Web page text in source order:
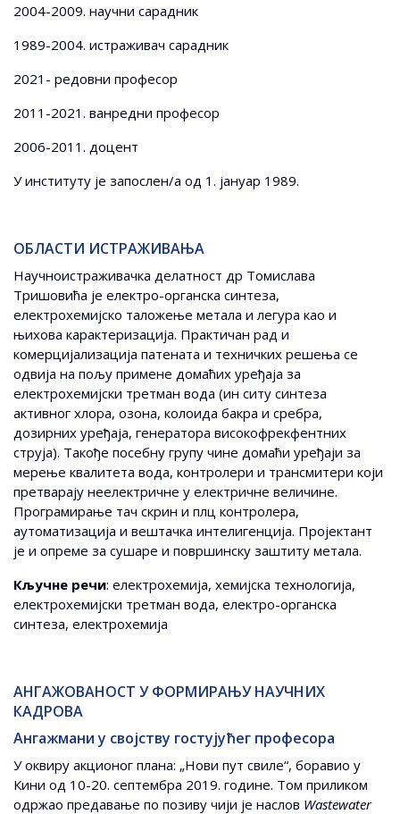
2004-2009. научни сарадник
1989-2004. истраживач сарадник
2021- редовни професор
2011-2021. ванредни професор
2006-2011. доцент
У институту је запослен/а од 1. јануар 1989.
ОБЛАСТИ ИСТРАЖИВАЊА
Научноистраживачка делатност др Томислава
Тришовића је електро-органска синтеза,
електрохемијско таложење метала и легура као и
њихова карактеризација. Практичан рад и
комерцијализација патената и техничких решења се
одвија на пољу примене домаћих уређаја за
електрохемијски третман вода (ин ситу синтеза
активног хлора, озона, колоида бакра и сребра,
дозирних уређаја, генератора високофрекфентних
струја). Такође посебну групу чине домаћи уређаји за
мерење квалитета вода, контролери и трансмитери који
претварају неелектричне у електричне величине.
Програмирање тач скрин и плц контролера,
аутоматизација и вештачка интелигенција. Пројектант
је и опреме за сушаре и површинску заштиту метала.
Кључне речи: електрохемија, хемијска технологија,
електрохемијски третман вода, електро-органска
синтеза, електрохемија
АНГАЖОВАНОСТ У ФОРМИРАЊУ НАУЧНИХ
КАДРОВА
Ангажмани у својству гостујућег професора
У оквиру акционог плана: „Нови пут свиле“, боравио у
Кини од 10-20. септембра 2019. године. Том приликом
одржао предавање по позиву чији је наслов Wastewater